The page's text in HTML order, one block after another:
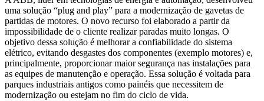
uma solução “plug and play” para a modernização de gavetas de
partidas de motores. O novo recurso foi elaborado a partir da
impossibilidade de o cliente realizar paradas muito longas. O
objetivo dessa solução é melhorar a confiabilidade do sistema
elétrico, evitando desgastes dos componentes (exemplo motores) e,
principalmente, proporcionar maior segurança nas instalações para
as equipes de manutenção e operação. Essa solução é voltada para
parques industriais antigos como painéis que necessitem de
modernização ou estejam no fim do ciclo de vida.